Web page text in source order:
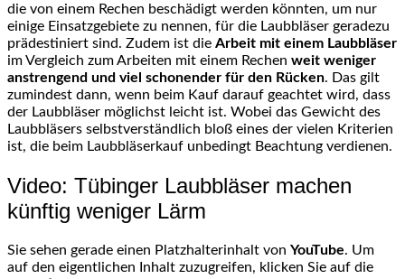
die von einem Rechen beschädigt werden könnten, um nur
einige Einsatzgebiete zu nennen, für die Laubbläser geradezu
prädestiniert sind. Zudem ist die Arbeit mit einem Laubbläser
im Vergleich zum Arbeiten mit einem Rechen weit weniger
anstrengend und viel schonender für den Rücken. Das gilt
zumindest dann, wenn beim Kauf darauf geachtet wird, dass
der Laubbläser möglichst leicht ist. Wobei das Gewicht des
Laubbläsers selbstverständlich bloß eines der vielen Kriterien
ist, die beim Laubbläserkauf unbedingt Beachtung verdienen.
Video: Tübinger Laubbläser machen
künftig weniger Lärm
Sie sehen gerade einen Platzhalterinhalt von YouTube. Um
auf den eigentlichen Inhalt zuzugreifen, klicken Sie auf die